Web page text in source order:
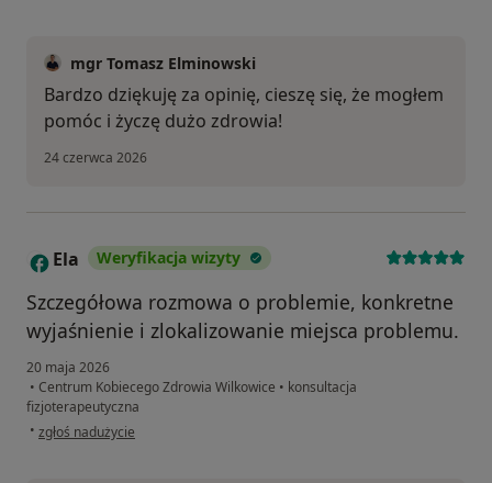
mgr Tomasz Elminowski
Bardzo dziękuję za opinię, cieszę się, że mogłem
pomóc i życzę dużo zdrowia!
24 czerwca 2026
E Ela Weryfikacja wizyty
Szczegółowa rozmowa o problemie, konkretne
wyjaśnienie i zlokalizowanie miejsca problemu.
20 maja 2026
• Centrum Kobiecego Zdrowia Wilkowice • konsultacja
fizjoterapeutyczna
• w opinii użytkownika Ela
zgłoś nadużycie